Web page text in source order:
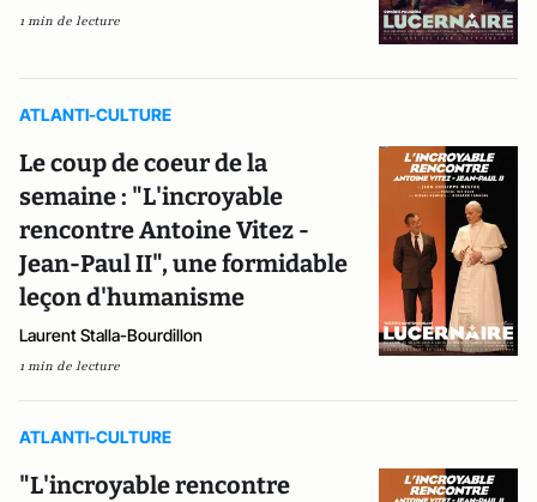
1 min de lecture
ATLANTI-CULTURE
Le coup de coeur de la
semaine : "L'incroyable
rencontre Antoine Vitez -
Jean-Paul II", une formidable
leçon d'humanisme
Laurent Stalla-Bourdillon
1 min de lecture
ATLANTI-CULTURE
"L'incroyable rencontre